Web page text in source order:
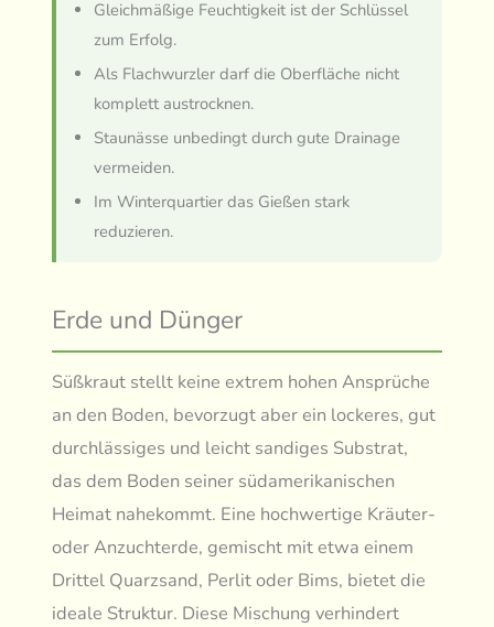
Gleichmäßige Feuchtigkeit ist der Schlüssel
zum Erfolg.
Als Flachwurzler darf die Oberfläche nicht
komplett austrocknen.
Staunässe unbedingt durch gute Drainage
vermeiden.
Im Winterquartier das Gießen stark
reduzieren.
Erde und Dünger
Süßkraut stellt keine extrem hohen Ansprüche
an den Boden, bevorzugt aber ein lockeres, gut
durchlässiges und leicht sandiges Substrat,
das dem Boden seiner südamerikanischen
Heimat nahekommt. Eine hochwertige Kräuter-
oder Anzuchterde, gemischt mit etwa einem
Drittel Quarzsand, Perlit oder Bims, bietet die
ideale Struktur. Diese Mischung verhindert